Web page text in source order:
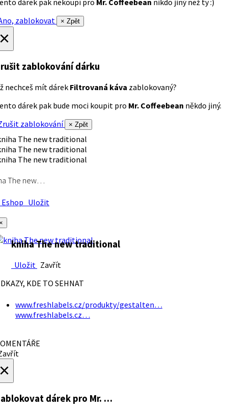
dárek pak nekoupí pro Mr. Coffeebean nikdo jiný než ty :)
zablokovat
× Zpět
zablokování dárku
nechceš mít dárek Filtrovaná káva zablokovaný?
dárek pak bude moci koupit pro Mr. Coffeebean někdo jiný.
zablokování
× Zpět
The new…
Uložit
kniha The new traditional
Uložit Zavřít
KDE TO SEHNAT
www.freshlabels.cz/produkty/gestalten…
www.freshlabels.cz…
dárek pro Mr. …